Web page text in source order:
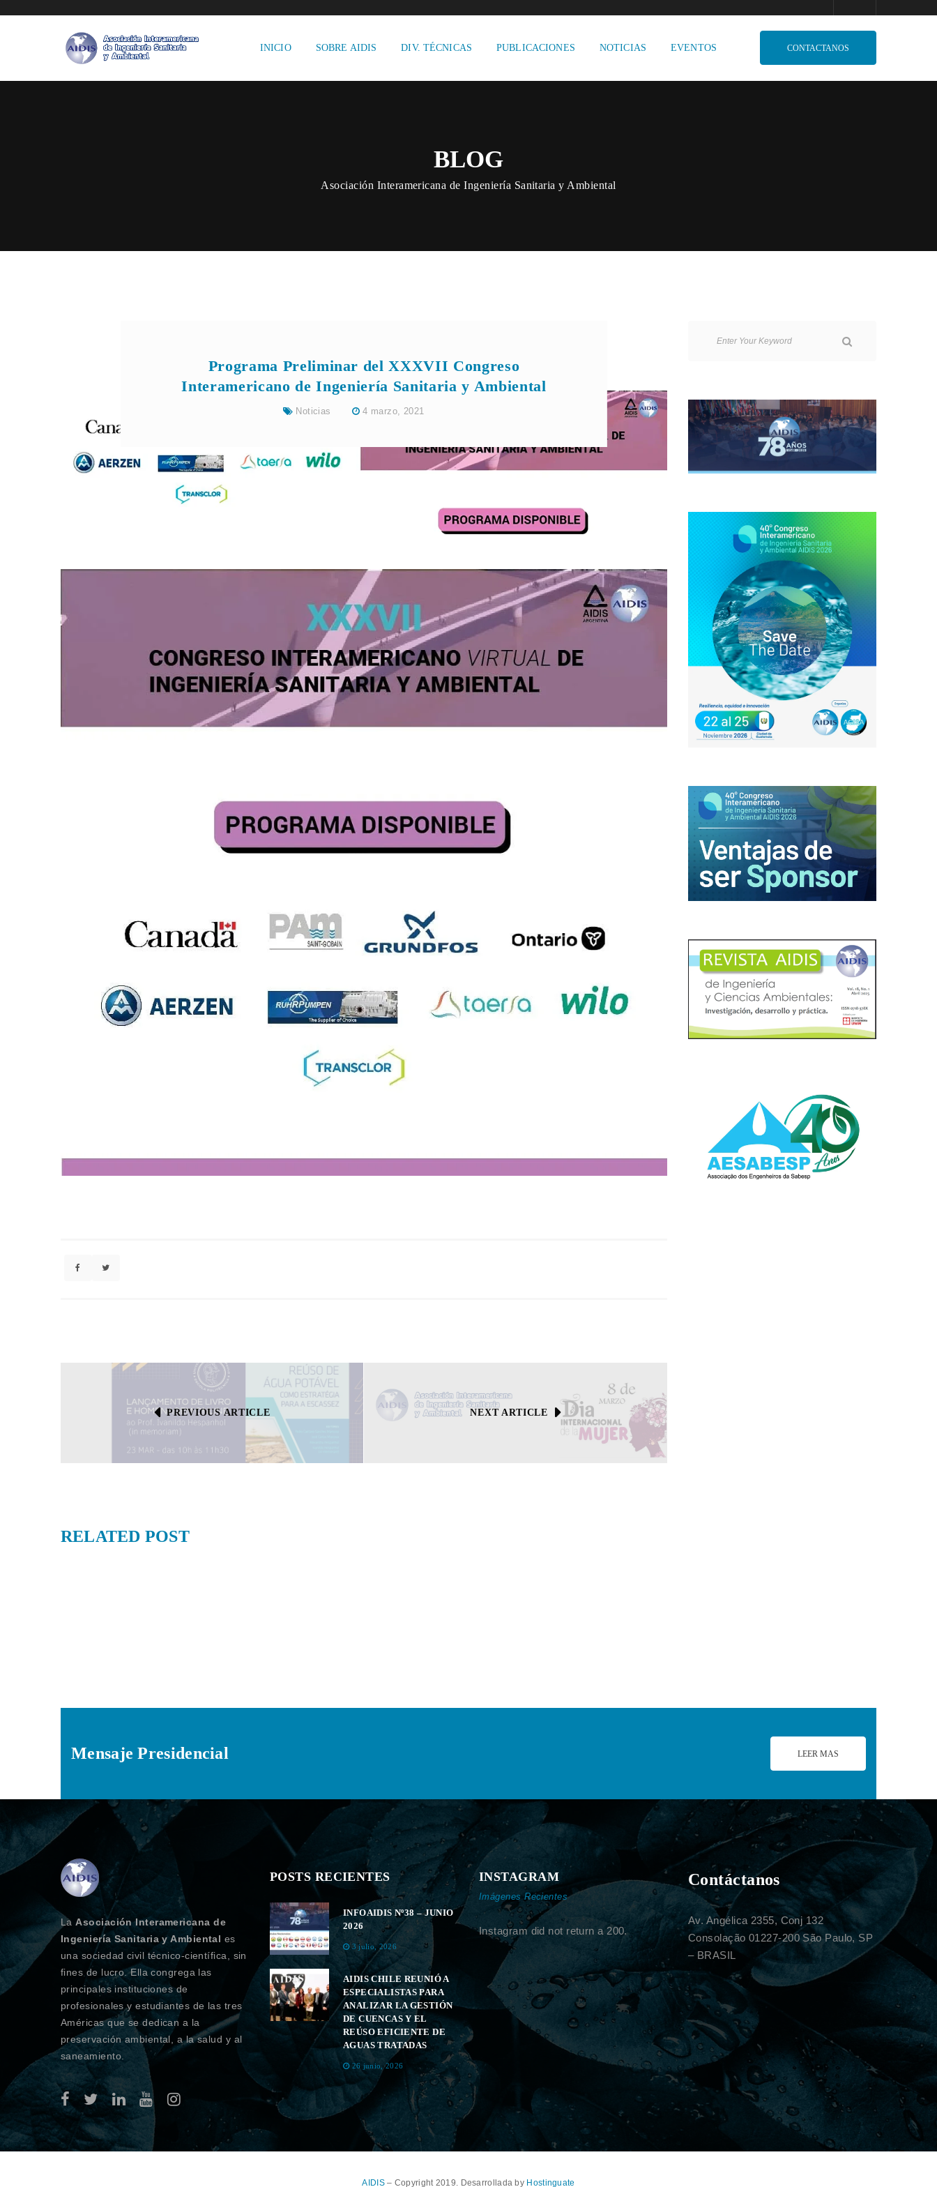
INICIO SOBRE AIDIS DIV. TÉCNICAS PUBLICACIONES NOTICIAS EVENTOS CONTACTANOS
BLOG
Asociación Interamericana de Ingeniería Sanitaria y Ambiental
Programa Preliminar del XXXVII Congreso
Interamericano de Ingeniería Sanitaria y Ambiental
Noticias 4 marzo, 2021
PREVIOUS ARTICLE NEXT ARTICLE
RELATED POST
Mensaje Presidencial LEER MAS
La Asociación Interamericana de
Ingeniería Sanitaria y Ambiental es
una sociedad civil técnico-científica, sin
fines de lucro. Ella congrega las
principales instituciones de
profesionales y estudiantes de las tres
Américas que se dedican a la
preservación ambiental, a la salud y al
saneamiento.
POSTS RECIENTES
INFOAIDIS Nº38 – JUNIO
2026
3 julio, 2026
AIDIS CHILE REUNIÓ A
ESPECIALISTAS PARA
ANALIZAR LA GESTIÓN
DE CUENCAS Y EL
REÚSO EFICIENTE DE
AGUAS TRATADAS
26 junio, 2026
INSTAGRAM
Imágenes Recientes
Instagram did not return a 200.
Contáctanos
Av. Angélica 2355, Conj 132
Consolação 01227-200 São Paulo, SP
– BRASIL
AIDIS– Copyright 2019. Desarrollada by Hostinguate